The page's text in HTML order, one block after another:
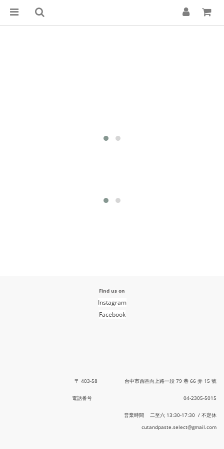
Find us on
Instagram
Facebook
〒 403-58 台中市西區向上路一段 79 巷 66 弄 15 號
電話番号 04-2305-5015
営業時間 二至六 13:30-17:30 / 不定休
cutandpaste.select@gmail.com